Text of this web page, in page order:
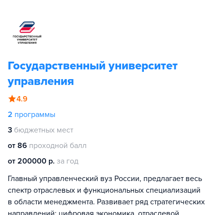
Государственный университет
управления
4.9
2 программы
3 бюджетных мест
от 86 проходной балл
от 200000 р. за год
Главный управленческий вуз России, предлагает весь
спектр отраслевых и функциональных специализаций
в области менеджмента. Развивает ряд стратегических